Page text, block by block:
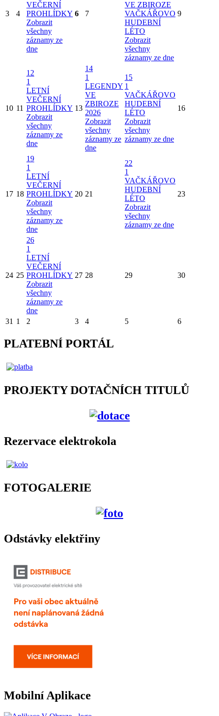
3 4
VEČERNÍ
PROHLÍDKY
Zobrazit
všechny
záznamy ze
dne
6 7
VE ZBIROZE
VAČKÁŘOVO
HUDEBNÍ
LÉTO
Zobrazit
všechny
záznamy ze dne
9
10 11
12
1
LETNÍ
VEČERNÍ
PROHLÍDKY
Zobrazit
všechny
záznamy ze
dne
13
14
1
LEGENDY
VE
ZBIROZE
2026
Zobrazit
všechny
záznamy ze
dne
15
1
VAČKÁŘOVO
HUDEBNÍ
LÉTO
Zobrazit
všechny
záznamy ze dne
16
17 18
19
1
LETNÍ
VEČERNÍ
PROHLÍDKY
Zobrazit
všechny
záznamy ze
dne
20 21
22
1
VAČKÁŘOVO
HUDEBNÍ
LÉTO
Zobrazit
všechny
záznamy ze dne
23
24 25
26
1
LETNÍ
VEČERNÍ
PROHLÍDKY
Zobrazit
všechny
záznamy ze
dne
27 28 29 30
31 1 2 3 4 5 6
PLATEBNÍ PORTÁL
PROJEKTY DOTAČNÍCH TITULŮ
Rezervace elektrokola
FOTOGALERIE
Odstávky elektřiny
Mobilní Aplikace